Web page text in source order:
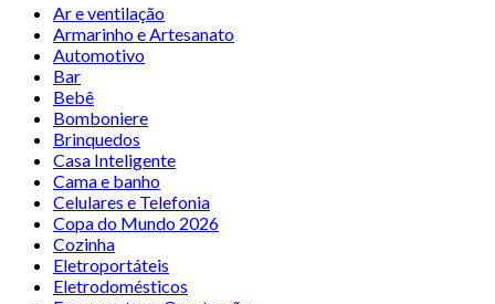
Ar e ventilação
Armarinho e Artesanato
Automotivo
Bar
Bebê
Bomboniere
Brinquedos
Casa Inteligente
Cama e banho
Celulares e Telefonia
Copa do Mundo 2026
Cozinha
Eletroportáteis
Eletrodomésticos